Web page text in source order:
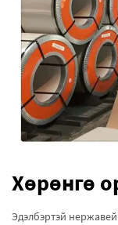
Хөрөнгө
Эдэлбэртэй